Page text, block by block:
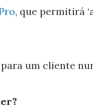
, que permitirá
um cliente